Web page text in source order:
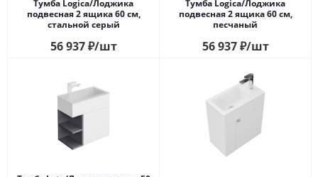
Тумба Logica/Лоджика
подвесная 2 ящика 60 см,
стальной серый
56 937₽/шт
Тумба Logica/Лоджика
подвесная 2 ящика 60 см,
песчаный
56 937₽/шт